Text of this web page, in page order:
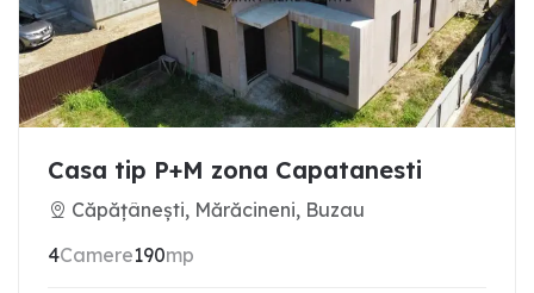
Casa tip P+M zona Capatanesti
Căpățânești, Mărăcineni, Buzau
4Camere190mp